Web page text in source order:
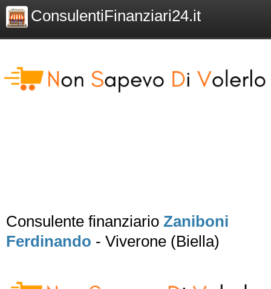
ConsulentiFinanziari24.it
Consulente finanziario Zaniboni
Ferdinando - Viverone (Biella)